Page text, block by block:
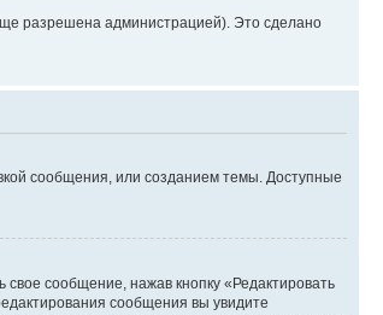
разрешена администрацией). Это сделано
сообщения, или созданием темы. Доступные
сообщение, нажав кнопку «Редактировать
сообщения вы увидите